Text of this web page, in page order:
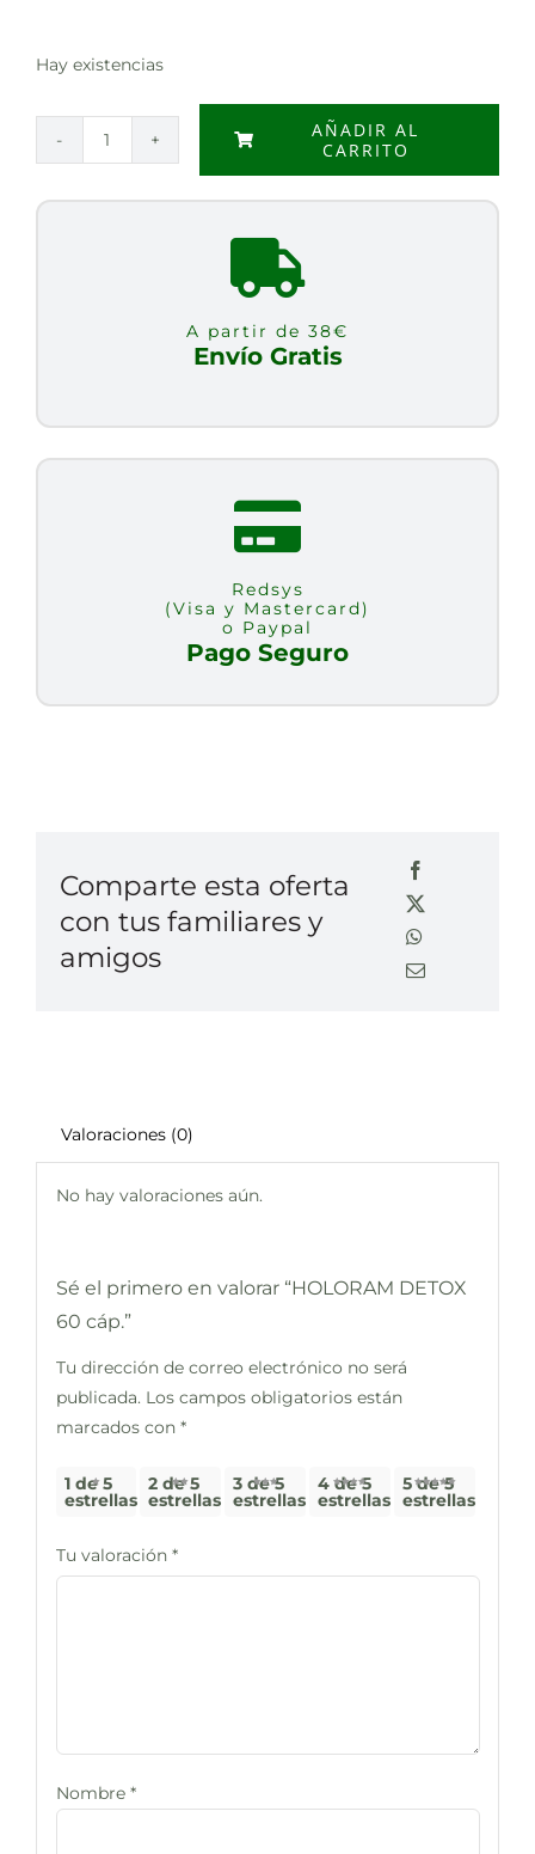
Hay existencias
HOLORAM
AÑADIR AL
CARRITO
A partir de 38€
Envío Gratis
Redsys
(Visa y Mastercard)
o Paypal
Pago Seguro
Comparte esta oferta
con tus familiares y
amigos
Valoraciones (0)
No hay valoraciones aún.
Sé el primero en valorar “HOLORAM DETOX
60 cáp.”
Tu dirección de correo electrónico no será
publicada. Los campos obligatorios están
marcados con *
1 de 5
estrellas
2 de 5
estrellas
3 de 5
estrellas
4 de 5
estrellas
5 de 5
estrellas
Tu valoración *
Nombre *